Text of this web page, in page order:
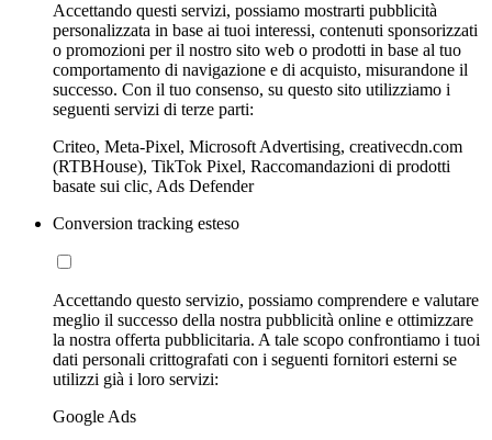
Accettando questi servizi, possiamo mostrarti pubblicità
personalizzata in base ai tuoi interessi, contenuti sponsorizzati
o promozioni per il nostro sito web o prodotti in base al tuo
comportamento di navigazione e di acquisto, misurandone il
successo. Con il tuo consenso, su questo sito utilizziamo i
seguenti servizi di terze parti:
Criteo, Meta-Pixel, Microsoft Advertising, creativecdn.com
(RTBHouse), TikTok Pixel, Raccomandazioni di prodotti
basate sui clic, Ads Defender
Conversion tracking esteso
Accettando questo servizio, possiamo comprendere e valutare
meglio il successo della nostra pubblicità online e ottimizzare
la nostra offerta pubblicitaria. A tale scopo confrontiamo i tuoi
dati personali crittografati con i seguenti fornitori esterni se
utilizzi già i loro servizi:
Google Ads